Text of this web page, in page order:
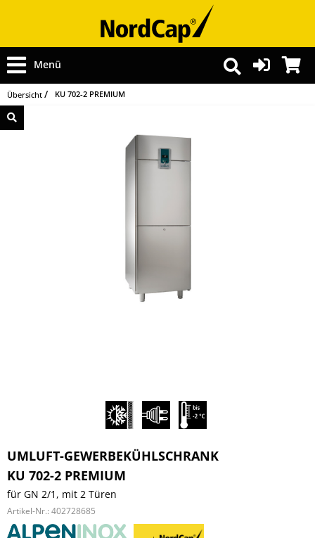
Menü
Übersicht KU 702-2 PREMIUM
UMLUFT-GEWERBEKÜHLSCHRANK
KU 702-2 PREMIUM
für GN 2/1, mit 2 Türen
Artikel-Nr.: 402728685